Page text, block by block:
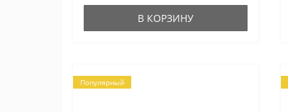
электрических цепях различного
В КОРЗИНУ
Популярный